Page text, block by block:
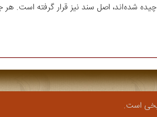
چیده شده‌اند، اصل سند نیز قرار گرفته است.
است.